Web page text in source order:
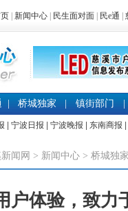
新闻中心 民生面对面 民e通
桥城独家 镇街部门
宁波日报 宁波晚报 东南商报
闻网 > 新闻中心 > 桥城独家
户体验，致力